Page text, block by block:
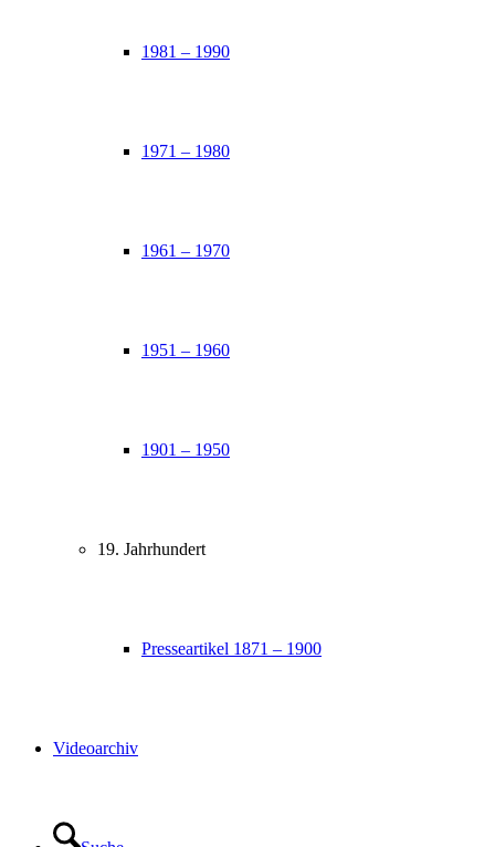
1981 – 1990
1971 – 1980
1961 – 1970
1951 – 1960
1901 – 1950
19. Jahrhundert
Presseartikel 1871 – 1900
Videoarchiv